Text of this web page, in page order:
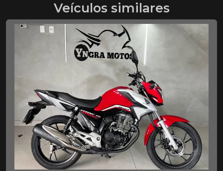
Veículos similares